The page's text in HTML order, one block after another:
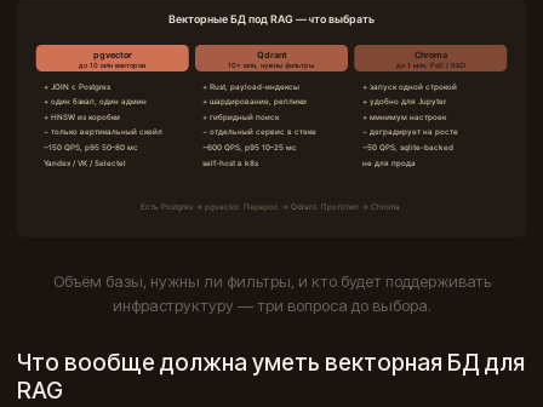
Объём базы, нужны ли фильтры, и кто будет поддерживать
инфраструктуру — три вопроса до выбора.
Что вообще должна уметь векторная БД для
RAG